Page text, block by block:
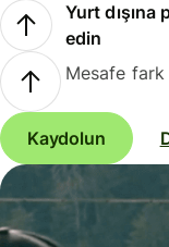
Yurt
edin
Mesafe fark
Kaydolun